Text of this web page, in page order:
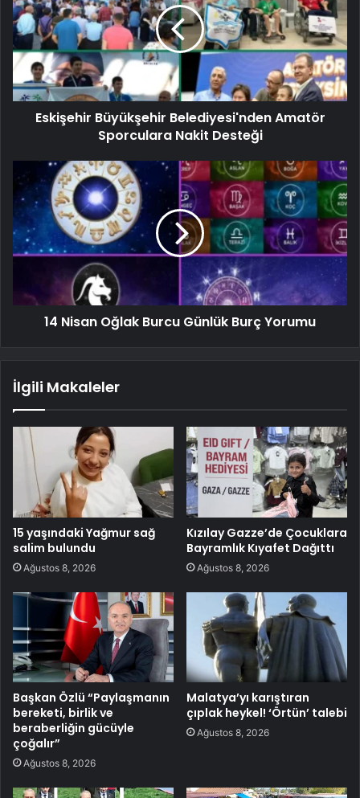
Eskişehir Büyükşehir Belediyesi'nden Amatör
Sporculara Nakit Desteği
14 Nisan Oğlak Burcu Günlük Burç Yorumu
İlgili Makaleler
15 yaşındaki Yağmur sağ
salim bulundu
Ağustos 8, 2026
Kızılay Gazze’de Çocuklara
Bayramlık Kıyafet Dağıttı
Ağustos 8, 2026
Başkan Özlü “Paylaşmanın
bereketi, birlik ve
beraberliğin gücüyle
çoğalır”
Ağustos 8, 2026
Malatya’yı karıştıran
çıplak heykel! ‘Örtün’ talebi
Ağustos 8, 2026